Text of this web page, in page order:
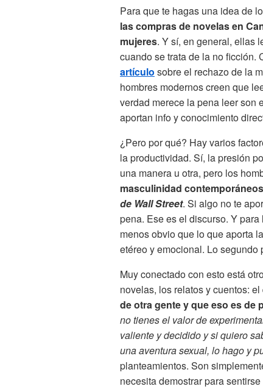
Para que te hagas una idea de
las compras de novelas en
mujeres. Y sí, en general, ellas
cuando se trata de la no ficción.
artículo sobre el rechazo de la
hombres modernos creen que
verdad merece la pena leer son
aportan info y conocimiento
¿Pero por qué? Hay varios
la productividad. Sí, la presión
una manera u otra, pero los
masculinidad
de Wall Street. Si algo no te
pena. Ese es el discurso. Y
menos obvio que lo que aporta
etéreo y emocional. Lo segundo
Muy conectado con esto está
novelas, los relatos y cuentos: el
de otra gente y que eso es de
no tienes el valor de
valiente y decidido y si quiero
una aventura sexual, lo hago y
planteamientos. Son
necesita demostrar para